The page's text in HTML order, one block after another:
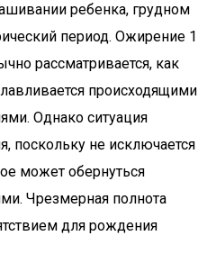
ребенка, грудном
период. Ожирение 1
рассматривается, как
происходящими
Однако ситуация
поскольку не исключается
может обернуться
Чрезмерная полнота
для рождения